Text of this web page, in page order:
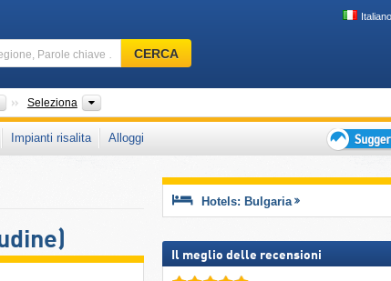
Italiano
Comprensorio
sciistico,
chiave
…
CERCA
PaesiSeleziona
Impianti risalita
Alloggi
per
Hotels: Bulgaria
Il meglio delle recensioni